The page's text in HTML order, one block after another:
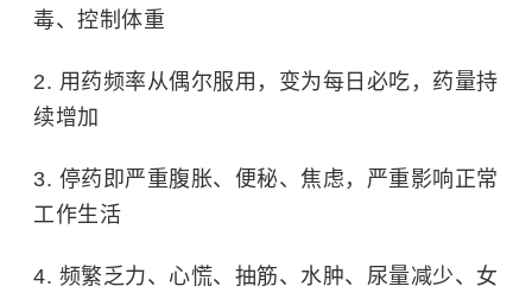
毒、控制体重
2. 用药频率从偶尔服用，变为每日必吃，药量持
续增加
3. 停药即严重腹胀、便秘、焦虑，严重影响正常
工作生活
4. 频繁乏力、心慌、抽筋、水肿、尿量减少、女